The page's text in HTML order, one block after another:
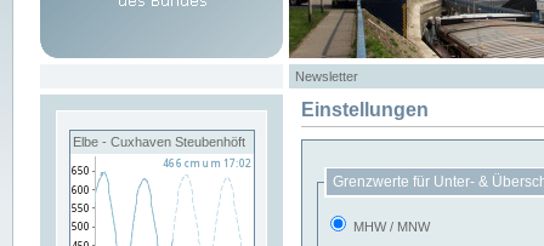
Newsletter
Elbe - Cuxhaven Steubenhöft
Einstellungen
Grenzwerte für Unter- &
MHW / MNW